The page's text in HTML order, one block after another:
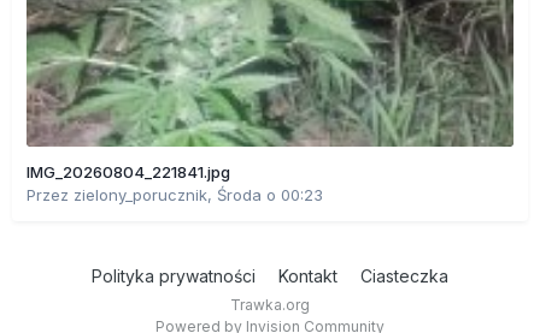
IMG_20260804_221841.jpg
Przez zielony_porucznik, Środa o 00:23
Polityka prywatności Kontakt Ciasteczka
Trawka.org
Powered by Invision Community